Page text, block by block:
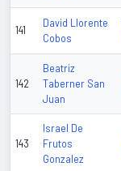
141
David Llorente
Cobos
142
Beatriz
Taberner San
Juan
143
Israel De
Frutos
Gonzalez